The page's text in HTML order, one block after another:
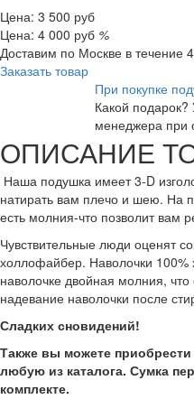
Цена: 3 500 руб
Цена: 4 000 руб %
Доставим по Москве в течение
Заказать товар
При покупке
Какой
менеджера при
ОПИСАНИЕ
Наша подушка имеет 3-D
натирать вам плечо и шею. На
есть молния-что позволит вам
Чувствительные люди оценят
холлофайбер. Наволочки 100%
наволочке двойная молния, что
надевание наволочки после
Сладких сновидений!
Также вы можете
любую из каталога. Сумка
комплекте.